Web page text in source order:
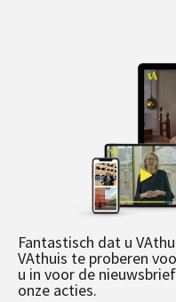
Fantastisch dat u
VAthuis te proberen
u in voor de
onze acties.